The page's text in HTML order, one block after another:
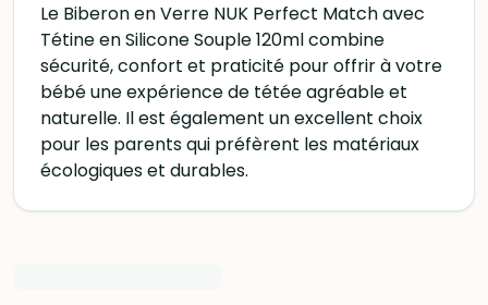
Le Biberon en Verre NUK Perfect Match avec
Tétine en Silicone Souple 120ml combine
sécurité, confort et praticité pour offrir à votre
bébé une expérience de tétée agréable et
naturelle. Il est également un excellent choix
pour les parents qui préfèrent les matériaux
écologiques et durables.